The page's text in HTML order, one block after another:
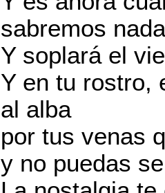
sabremos
Y soplará el
Y en tu rostro,
al alba
por tus venas
y no puedas